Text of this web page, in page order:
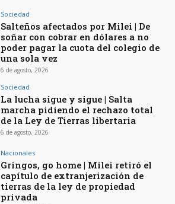
Sociedad
Salteños afectados por Milei | De
soñar con cobrar en dólares a no
poder pagar la cuota del colegio de
una sola vez
6 de agosto, 2026
Sociedad
La lucha sigue y sigue | Salta
marcha pidiendo el rechazo total
de la Ley de Tierras libertaria
6 de agosto, 2026
Nacionales
Gringos, go home | Milei retiró el
capítulo de extranjerización de
tierras de la ley de propiedad
privada